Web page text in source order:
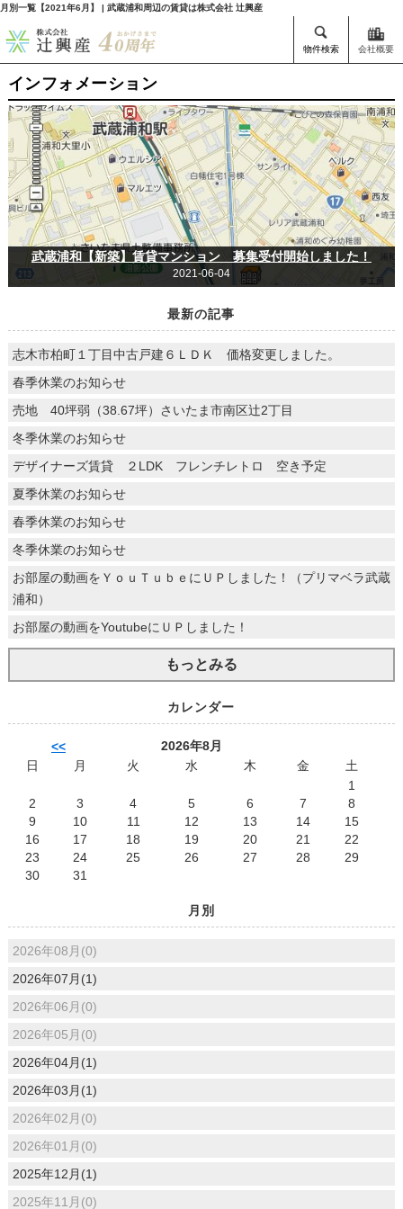
月別一覧【2021年6月】 | 武蔵浦和周辺の賃貸は株式会社 辻興産
物件検索 会社概要
インフォメーション
武蔵浦和【新築】賃貸マンション 募集受付開始しました！
2021-06-04
最新の記事
志木市柏町１丁目中古戸建６ＬＤＫ 価格変更しました。
春季休業のお知らせ
売地 40坪弱（38.67坪）さいたま市南区辻2丁目
冬季休業のお知らせ
デザイナーズ賃貸 ２LDK フレンチレトロ 空き予定
夏季休業のお知らせ
春季休業のお知らせ
冬季休業のお知らせ
お部屋の動画をＹｏｕＴｕｂｅにＵＰしました！（プリマベラ武蔵
浦和）
お部屋の動画をYoutubeにＵＰしました！
もっとみる
カレンダー
<<
2026年8月
日
月 火 水 木 金
土
1
2
3 4 5 6 7
8
9
10 11 12 13 14
15
16
17 18 19 20 21
22
23
24 25 26 27 28
29
30
31
月別
2026年08月(0)
2026年07月(1)
2026年06月(0)
2026年05月(0)
2026年04月(1)
2026年03月(1)
2026年02月(0)
2026年01月(0)
2025年12月(1)
2025年11月(0)